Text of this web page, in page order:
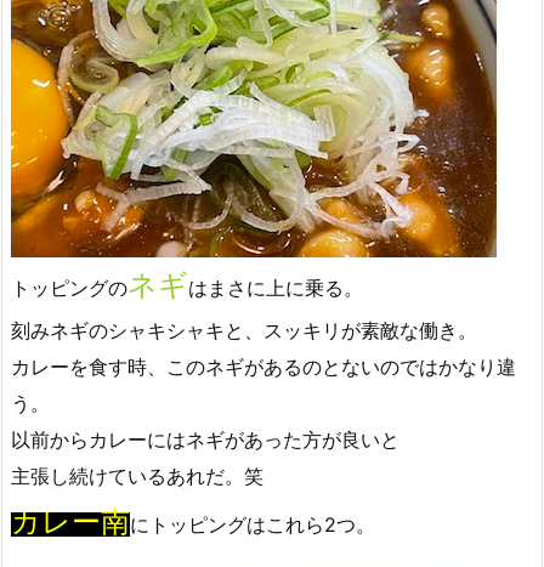
トッピングのネギはまさに上に乗る。
刻みネギのシャキシャキと、スッキリが素敵な働き。
カレーを食す時、このネギがあるのとないのではかなり違
う。
以前からカレーにはネギがあった方が良いと
主張し続けているあれだ。笑
カレー南にトッピングはこれら2つ。